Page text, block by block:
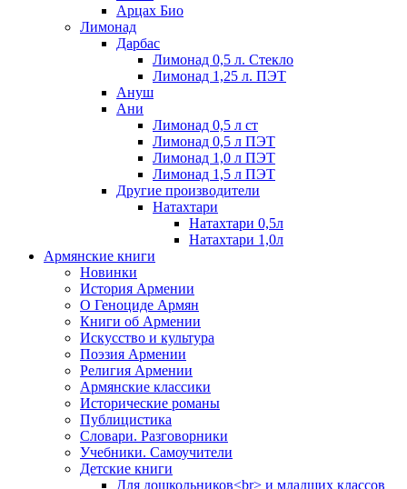
Арцах Био
Лимонад
Дарбас
Лимонад 0,5 л. Стекло
Лимонад 1,25 л. ПЭТ
Ануш
Ани
Лимонад 0,5 л ст
Лимонад 0,5 л ПЭТ
Лимонад 1,0 л ПЭТ
Лимонад 1,5 л ПЭТ
Другие производители
Натахтари
Натахтари 0,5л
Натахтари 1,0л
Армянские книги
Новинки
История Армении
О Геноциде Армян
Книги об Армении
Иcкусство и культура
Поэзия Армении
Религия Армении
Армянские классики
Исторические романы
Публицистика
Словари. Разговорники
Учебники. Самоучители
Детские книги
Для дошкольников<br> и младших классов